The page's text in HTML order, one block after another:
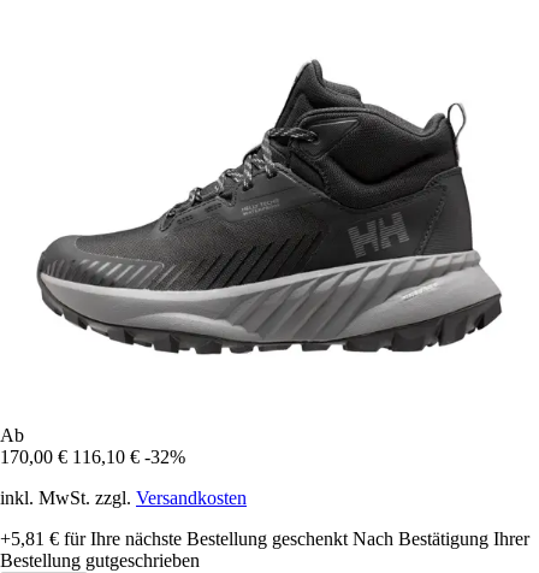
Ab
170,00 € 116,10 € -32%
inkl. MwSt. zzgl. Versandkosten
+5,81 € für Ihre nächste Bestellung geschenkt Nach Bestätigung Ihrer
Bestellung gutgeschrieben